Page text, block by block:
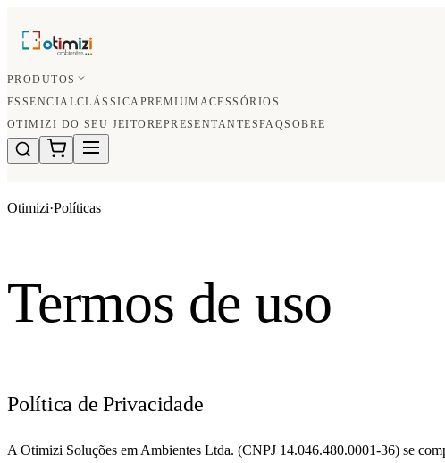
PRODUTOS
ESSENCIALCLÁSSICAPREMIUM ACESSÓRIOS
OTIMIZI DO SEU JEITOREPRESENTANTESFAQSOBRE
Otimizi·Políticas
Termos de uso
Política de Privacidade
A Otimizi Soluções em Ambientes Ltda. (CNPJ 14.046.480.0001-36) se